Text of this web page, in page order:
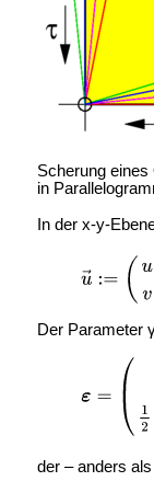
Scherung eines
in
In der x-y-
Der Parameter
der – anders